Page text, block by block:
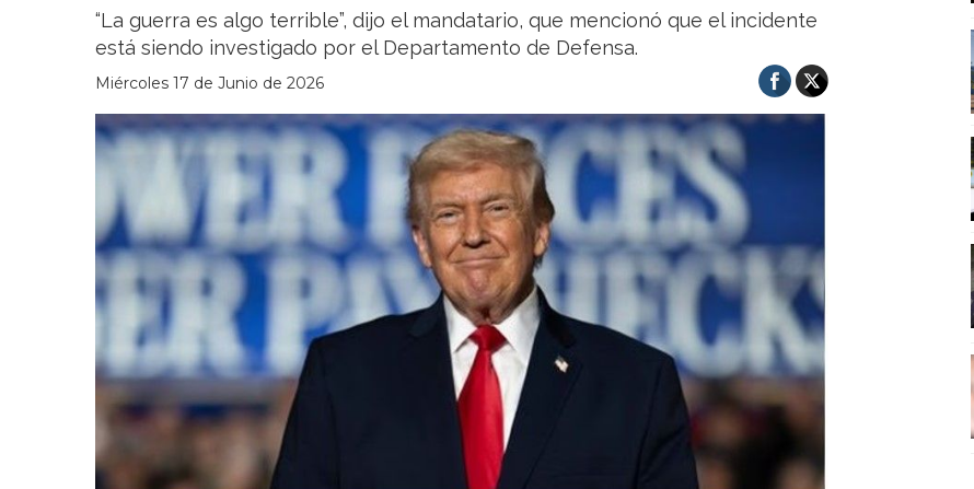
“La guerra es algo terrible”, dijo el mandatario, que mencionó que el incidente
está siendo investigado por el Departamento de Defensa.
Miércoles 17 de Junio de 2026